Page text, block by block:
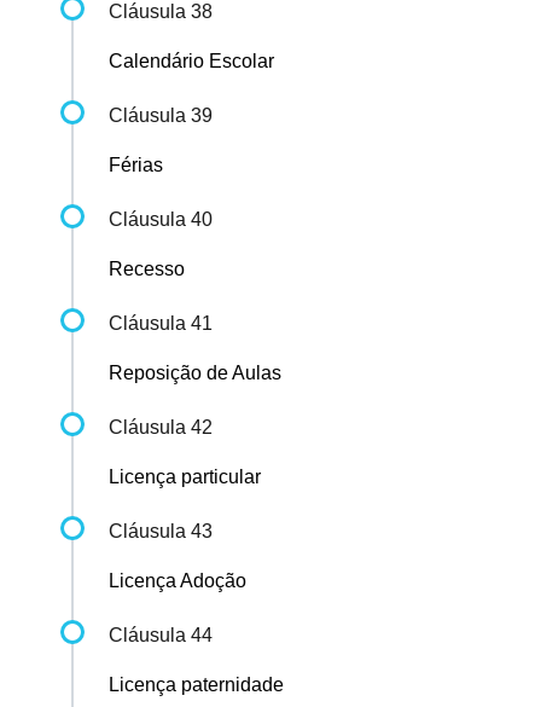
Cláusula 38
Calendário Escolar
Cláusula 39
Férias
Cláusula 40
Recesso
Cláusula 41
Reposição de Aulas
Cláusula 42
Licença particular
Cláusula 43
Licença Adoção
Cláusula 44
Licença paternidade